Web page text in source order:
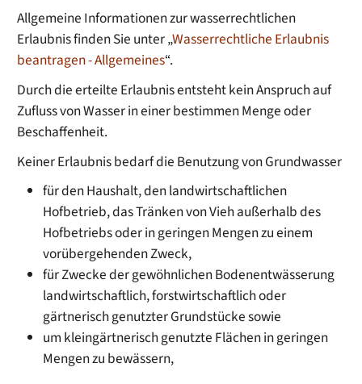
Allgemeine Informationen zur wasserrechtlichen
Erlaubnis finden Sie unter „Wasserrechtliche Erlaubnis
beantragen - Allgemeines“.
Durch die erteilte Erlaubnis entsteht kein Anspruch auf
Zufluss von Wasser in einer bestimmen Menge oder
Beschaffenheit.
Keiner Erlaubnis bedarf die Benutzung von Grundwasser
für den Haushalt, den landwirtschaftlichen
Hofbetrieb, das Tränken von Vieh außerhalb des
Hofbetriebs oder in geringen Mengen zu einem
vorübergehenden Zweck,
für Zwecke der gewöhnlichen Bodenentwässerung
landwirtschaftlich, forstwirtschaftlich oder
gärtnerisch genutzter Grundstücke sowie
um kleingärtnerisch genutzte Flächen in geringen
Mengen zu bewässern,